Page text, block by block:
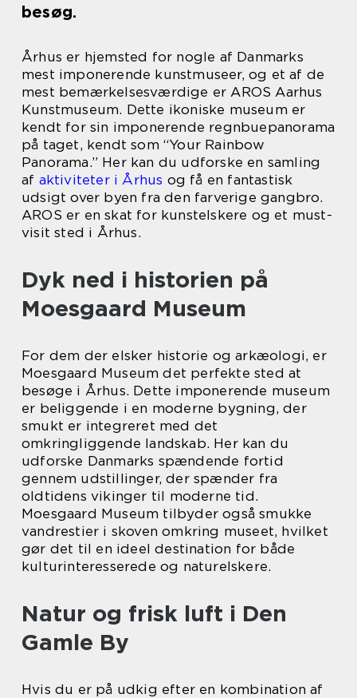
besøg.
Århus er hjemsted for nogle af Danmarks
mest imponerende kunstmuseer, og et af de
mest bemærkelsesværdige er AROS Aarhus
Kunstmuseum. Dette ikoniske museum er
kendt for sin imponerende regnbuepanorama
på taget, kendt som “Your Rainbow
Panorama.” Her kan du udforske en samling
af aktiviteter i Århus og få en fantastisk
udsigt over byen fra den farverige gangbro.
AROS er en skat for kunstelskere og et must-
visit sted i Århus.
Dyk ned i historien på
Moesgaard Museum
For dem der elsker historie og arkæologi, er
Moesgaard Museum det perfekte sted at
besøge i Århus. Dette imponerende museum
er beliggende i en moderne bygning, der
smukt er integreret med det
omkringliggende landskab. Her kan du
udforske Danmarks spændende fortid
gennem udstillinger, der spænder fra
oldtidens vikinger til moderne tid.
Moesgaard Museum tilbyder også smukke
vandrestier i skoven omkring museet, hvilket
gør det til en ideel destination for både
kulturinteresserede og naturelskere.
Natur og frisk luft i Den
Gamle By
Hvis du er på udkig efter en kombination af